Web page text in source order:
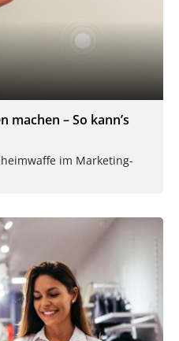
machen – So kann’s
im Marketing-